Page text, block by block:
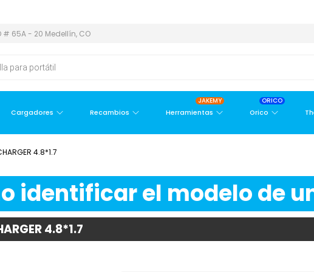
65A - 20 Medellín, CO
Cargadores Recambios Herramientas
JAKEMY
Orico
ORICO
4.8*1.7
identificar el modelo de
4.8*1.7